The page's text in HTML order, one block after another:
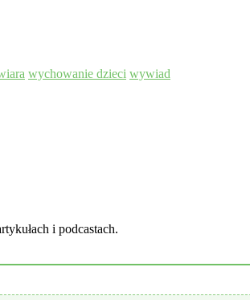
wychowanie dzieci wywiad
i podcastach.